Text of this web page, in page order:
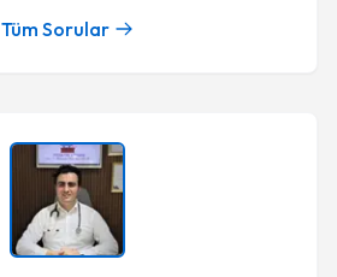
Tüm Sorular